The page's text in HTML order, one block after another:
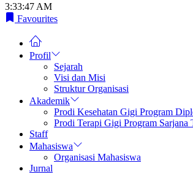
3:33:48 AM
Favourites
Profil
Sejarah
Visi dan Misi
Struktur Organisasi
Akademik
Prodi Kesehatan Gigi Program
Prodi Terapi Gigi Program Sarjana
Staff
Mahasiswa
Organisasi Mahasiswa
Jurnal